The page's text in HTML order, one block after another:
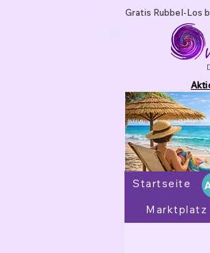
Gratis Rubbel-Los
Startseite
Marktplatz